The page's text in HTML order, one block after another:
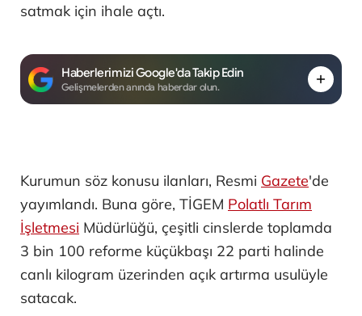
satmak için ihale açtı.
Haberlerimizi Google'da Takip Edin
Gelişmelerden anında haberdar olun.
Kurumun söz konusu ilanları, Resmi Gazete'de
yayımlandı. Buna göre, TİGEM Polatlı Tarım
İşletmesi Müdürlüğü, çeşitli cinslerde toplamda
3 bin 100 reforme küçükbaşı 22 parti halinde
canlı kilogram üzerinden açık artırma usulüyle
satacak.